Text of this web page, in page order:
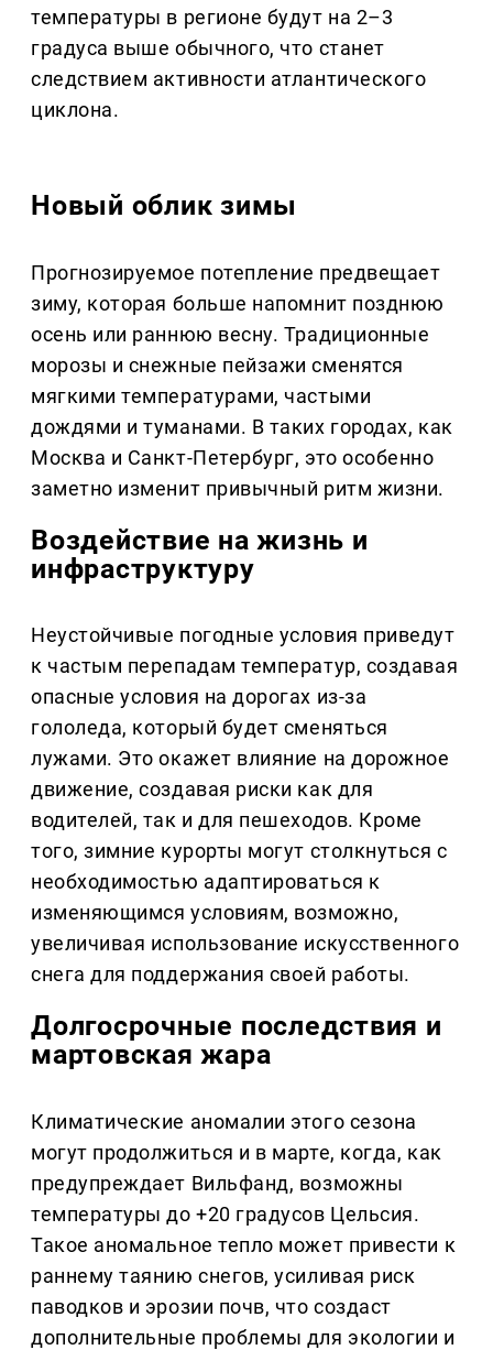
температуры в регионе будут на 2–3
градуса выше обычного, что станет
следствием активности атлантического
циклона.
Новый облик зимы
Прогнозируемое потепление предвещает
зиму, которая больше напомнит позднюю
осень или раннюю весну. Традиционные
морозы и снежные пейзажи сменятся
мягкими температурами, частыми
дождями и туманами. В таких городах, как
Москва и Санкт-Петербург, это особенно
заметно изменит привычный ритм жизни.
Воздействие на жизнь и
инфраструктуру
Неустойчивые погодные условия приведут
к частым перепадам температур, создавая
опасные условия на дорогах из-за
гололеда, который будет сменяться
лужами. Это окажет влияние на дорожное
движение, создавая риски как для
водителей, так и для пешеходов. Кроме
того, зимние курорты могут столкнуться с
необходимостью адаптироваться к
изменяющимся условиям, возможно,
увеличивая использование искусственного
снега для поддержания своей работы.
Долгосрочные последствия и
мартовская жара
Климатические аномалии этого сезона
могут продолжиться и в марте, когда, как
предупреждает Вильфанд, возможны
температуры до +20 градусов Цельсия.
Такое аномальное тепло может привести к
раннему таянию снегов, усиливая риск
паводков и эрозии почв, что создаст
дополнительные проблемы для экологии и